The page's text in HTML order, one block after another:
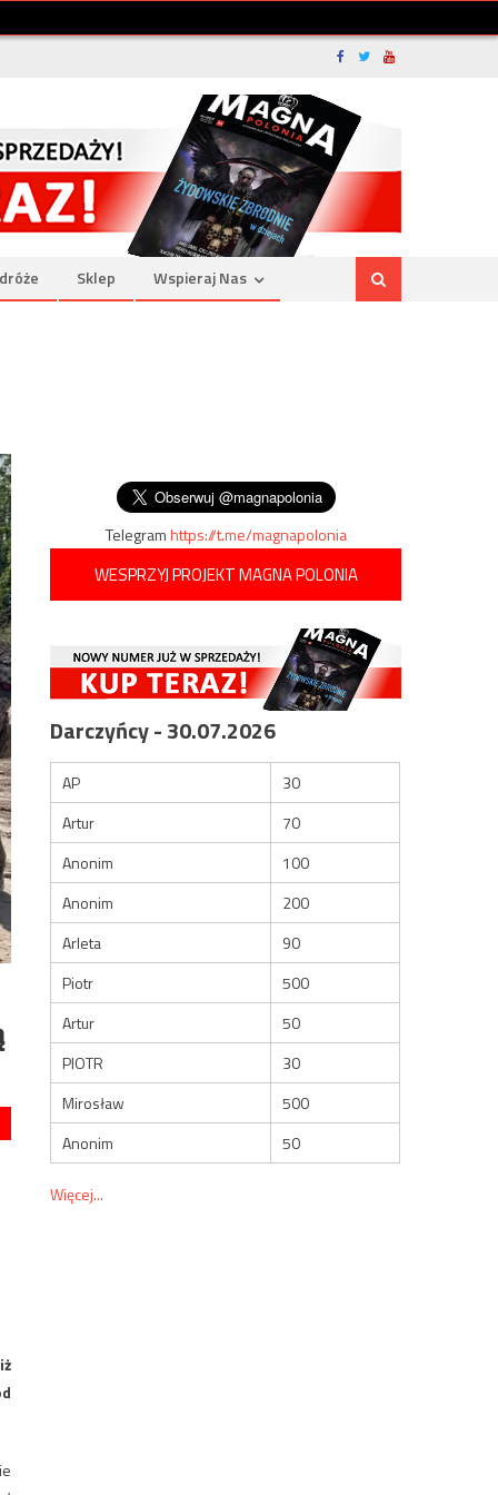
Sklep Wspieraj Nas
Telegramhttps://t.me/magnapolonia
WESPRZYJ PROJEKT MAGNA POLONIA
Darczyńcy - 30.07.2026
AP
30
Artur
70
Anonim
100
Anonim
200
Arleta
90
Piotr
500
Artur
50
PIOTR
30
Mirosław
500
Anonim
50
Więcej...